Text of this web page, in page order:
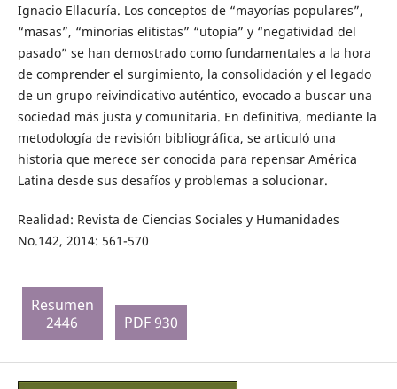
Ignacio Ellacuría. Los conceptos de “mayorías populares”,
“masas”, “minorías elitistas” “utopía” y “negatividad del
pasado” se han demostrado como fundamentales a la hora
de comprender el surgimiento, la consolidación y el legado
de un grupo reivindicativo auténtico, evocado a buscar una
sociedad más justa y comunitaria. En definitiva, mediante la
metodología de revisión bibliográfica, se articuló una
historia que merece ser conocida para repensar América
Latina desde sus desafíos y problemas a solucionar.
Realidad: Revista de Ciencias Sociales y Humanidades
No.142, 2014: 561-570
Resumen
2446
PDF 930